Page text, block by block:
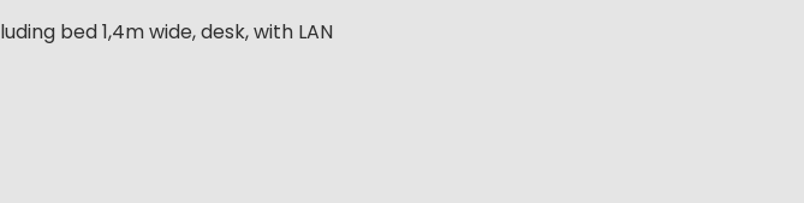
bed 1,4m wide, desk, with LAN